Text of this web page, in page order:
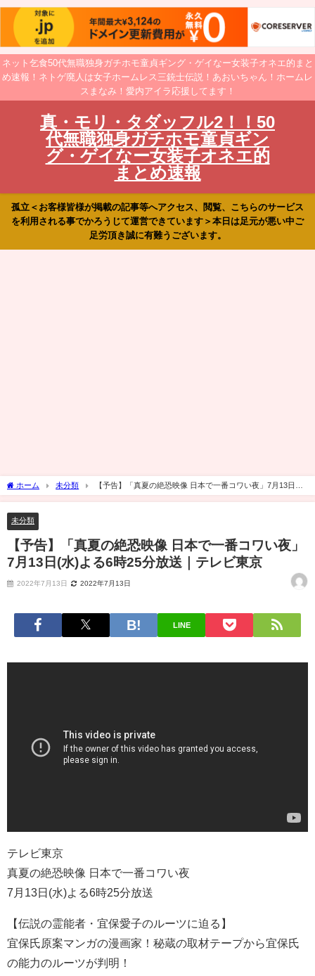
ネット乞食50代無職独身ガチホモ童貞ギング・ゲイなー女装子オネエ的まと
め速報！ネトゲ廃人は女子ホームレス三銃士伝説！あおいちゃん！ホームレ
スまなみ！愛内アイラ応援してます！
真・モリ・タダッフル2！！50
代無職独身ガチホモ童貞ギン
グ・ゲイなー女装子オネエ的
まとめ速報
孤立＜お客様皆様が掲載の記事等へアクセス、閲覧、こちらのサービス
を利用される事でかろうじて運営できています＞本日は足元が悪い中ご
足労頂き誠に有難うございます。
ホーム 未分類
【予告】「真夏の絶恐映像 日本で一番コワい夜」7月13日
(水)よる6時25分放送｜テレビ東京
未分類
【予告】「真夏の絶恐映像 日本で一番コワい夜」
7月13日(水)よる6時25分放送｜テレビ東京
2022年7月13日 2022年7月13日
LINE
テレビ東京
真夏の絶恐映像 日本で一番コワい夜
7月13日(水)よる6時25分放送
【伝説の霊能者・宜保愛子のルーツに迫る】
宜保氏原案マンガの漫画家！秘蔵の取材テープから宜保氏
の能力のルーツが判明！